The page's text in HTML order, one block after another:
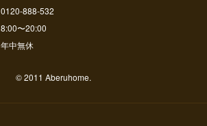
0120-888-532
8:00〜20:00
年中無休
© 2011 Aberuhome.